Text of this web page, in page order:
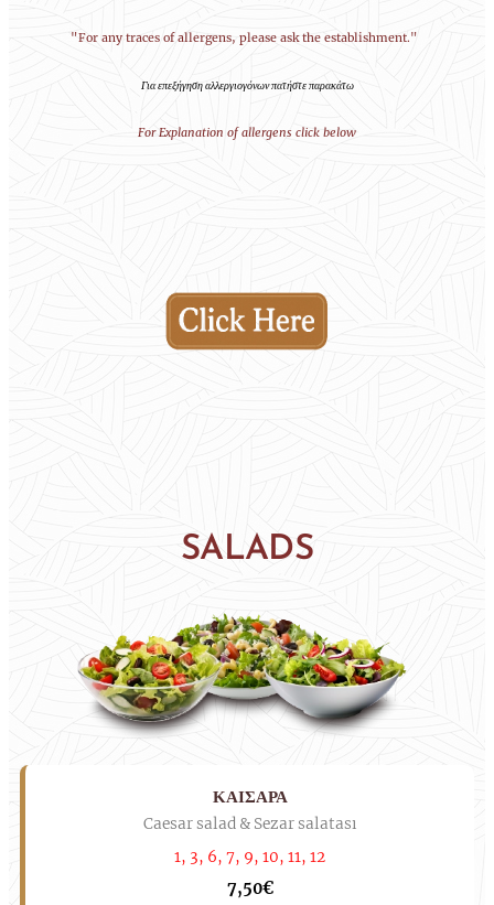
"For any traces of allergens, please ask the establishment."
Για επεξήγηση αλλεργιογόνων πατήστε παρακάτω
For Explanation of allergens click below
SALADS
ΚΑΙΣΑΡΑ
Caesar salad & Sezar salatası
1, 3, 6, 7, 9, 10, 11, 12
7,50€